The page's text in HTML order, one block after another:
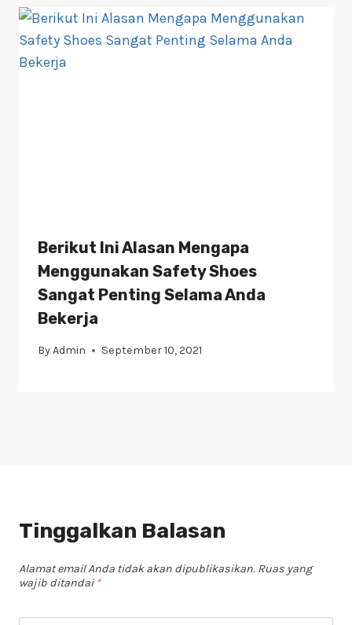
Berikut Ini Alasan Mengapa
Menggunakan Safety Shoes
Sangat Penting Selama Anda
Bekerja
ByAdmin September 10, 2021
Tinggalkan Balasan
Alamat email Anda tidak akan dipublikasikan. Ruas yang
wajib ditandai *